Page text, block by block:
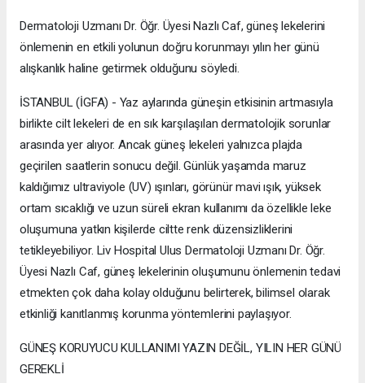
Dermatoloji Uzmanı Dr. Öğr. Üyesi Nazlı Caf, güneş lekelerini
önlemenin en etkili yolunun doğru korunmayı yılın her günü
alışkanlık haline getirmek olduğunu söyledi.
İSTANBUL (İGFA) - Yaz aylarında güneşin etkisinin artmasıyla
birlikte cilt lekeleri de en sık karşılaşılan dermatolojik sorunlar
arasında yer alıyor. Ancak güneş lekeleri yalnızca plajda
geçirilen saatlerin sonucu değil. Günlük yaşamda maruz
kaldığımız ultraviyole (UV) ışınları, görünür mavi ışık, yüksek
ortam sıcaklığı ve uzun süreli ekran kullanımı da özellikle leke
oluşumuna yatkın kişilerde ciltte renk düzensizliklerini
tetikleyebiliyor. Liv Hospital Ulus Dermatoloji Uzmanı Dr. Öğr.
Üyesi Nazlı Caf, güneş lekelerinin oluşumunu önlemenin tedavi
etmekten çok daha kolay olduğunu belirterek, bilimsel olarak
etkinliği kanıtlanmış korunma yöntemlerini paylaşıyor.
GÜNEŞ KORUYUCU KULLANIMI YAZIN DEĞİL, YILIN HER GÜNÜ
GEREKLİ